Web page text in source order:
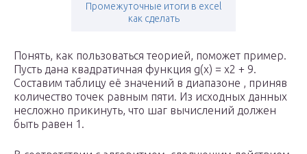
Промежуточные итоги в excel
как сделать
Понять, как пользоваться теорией, поможет пример.
Пусть дана квадратичная функция g(x) = x2 + 9.
Составим таблицу её значений в диапазоне , приняв
количество точек равным пяти. Из исходных данных
несложно прикинуть, что шаг вычислений должен
быть равен 1.